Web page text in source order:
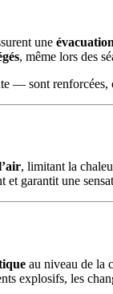
une
, même lors des
— sont renforcées,
, limitant la
garantit une
au niveau de la
explosifs, les